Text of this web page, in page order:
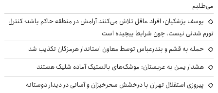
می‌طلبم
یوسف پزشکیان: افراد عاقل تلاش می‌کنند آرامش در منطقه حاکم باشد؛ کنترل
تورم شدنی نیست، چون شرایط پیچیده است
حمله به قشم و بندرعباس توسط معاون استاندار هرمزگان تکذیب شد
هشدار یمن به عربستان: موشک‌های بالستیک آماده شلیک هستند
پیروزی استقلال تهران با درخشش سحرخیزان و آسانی در دیدار دوستانه